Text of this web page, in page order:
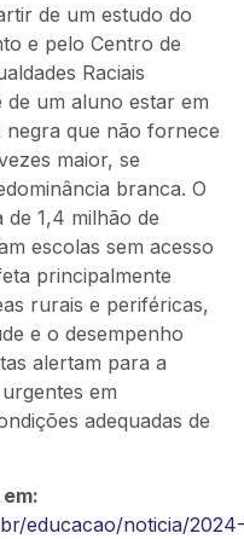
de um estudo do
e pelo Centro de
Raciais
um aluno estar em
negra que não fornece
maior, se
branca. O
1,4 milhão de
escolas sem acesso
principalmente
rurais e periféricas,
e o desempenho
alertam para a
em
adequadas de
educacao/noticia/2024-